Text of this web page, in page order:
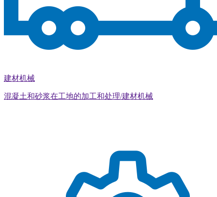
建材机械
混凝土和砂浆在工地的加工和处理/建材机械